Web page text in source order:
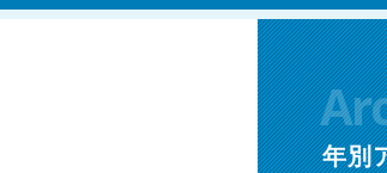
年別